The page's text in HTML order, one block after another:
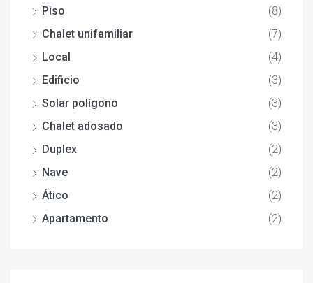
Piso
(8)
Chalet unifamiliar
(7)
Local
(4)
Edificio
(3)
Solar polígono
(3)
Chalet adosado
(3)
Duplex
(2)
Nave
(2)
Ático
(2)
Apartamento
(2)